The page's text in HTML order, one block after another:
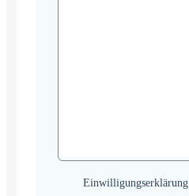
Einwilligungserklärung
Einwilligungserklärung